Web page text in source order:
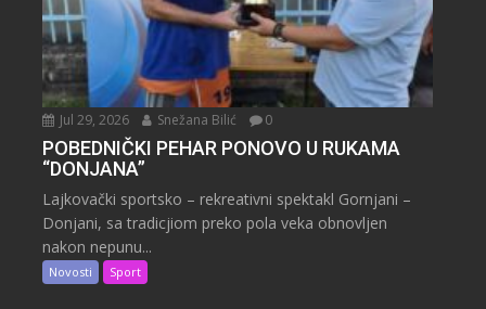
Jul 29, 2026 Snežana Bilić 0
POBEDNIČKI PEHAR PONOVO U RUKAMA
“DONJANA”
Lajkovački sportsko – rekreativni spektakl Gornjani –
Donjani, sa tradicjiom preko pola veka obnovljen
nakon nepunu...
Novosti Sport